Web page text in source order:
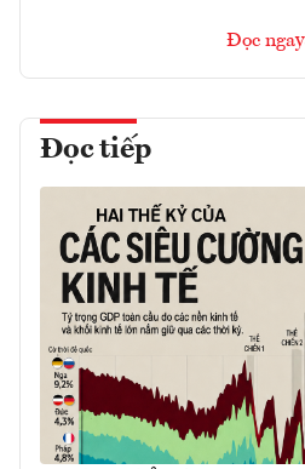
Đọc ngay
Đọc tiếp